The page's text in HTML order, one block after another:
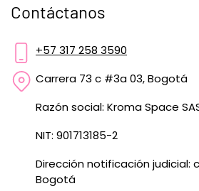
Contáctanos
+57 317 258 3590
Carrera 73 c #3a 03, Bogotá
Razón social: Kroma Space
NIT: 901713185-2
Dirección notificación judicial:
Bogotá